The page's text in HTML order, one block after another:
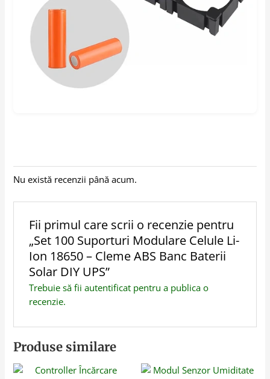
Nu există recenzii până acum.
Fii primul care scrii o recenzie pentru
„Set 100 Suporturi Modulare Celule Li-
Ion 18650 – Cleme ABS Banc Baterii
Solar DIY UPS”
Trebuie să fii autentificatpentru a publica o
recenzie.
Produse similare